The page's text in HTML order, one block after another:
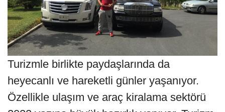
Turizmle birlikte paydaşlarında da
heyecanlı ve hareketli günler yaşanıyor.
Özellikle ulaşım ve araç kiralama sektörü